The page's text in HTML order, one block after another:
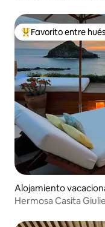
De los mejores en
Favorito entre
Alojamiento
Hermosa Casita